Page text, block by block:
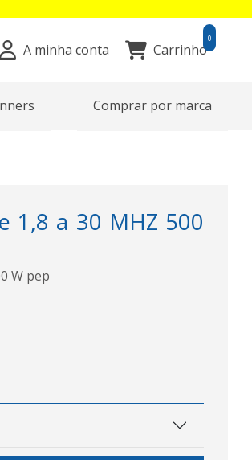
A minha conta Carrinho
0
Comprar por marca
1,8 a 30 MHZ 500
W pep